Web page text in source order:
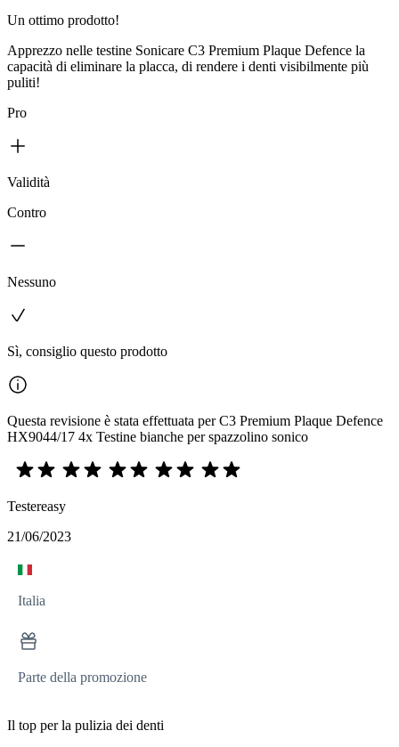
Un ottimo prodotto!
Apprezzo nelle testine Sonicare C3 Premium Plaque Defence la
capacità di eliminare la placca, di rendere i denti visibilmente più
puliti!
Pro
Validità
Contro
Nessuno
Sì, consiglio questo prodotto
Questa revisione è stata effettuata per C3 Premium Plaque Defence
HX9044/17 4x Testine bianche per spazzolino sonico
Testereasy
21/06/2023
Italia
Parte della promozione
Il top per la pulizia dei denti